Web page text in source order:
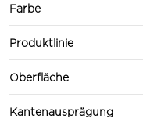
Farbe
Produktlinie
Oberfläche
Kantenausprägung